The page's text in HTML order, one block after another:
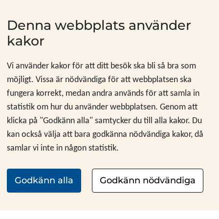
Denna webbplats använder
kakor
Vi använder kakor för att ditt besök ska bli så bra som
möjligt. Vissa är nödvändiga för att webbplatsen ska
fungera korrekt, medan andra används för att samla in
statistik om hur du använder webbplatsen. Genom att
klicka på "Godkänn alla" samtycker du till alla kakor. Du
kan också välja att bara godkänna nödvändiga kakor, då
samlar vi inte in någon statistik.
Godkänn alla Godkänn nödvändiga